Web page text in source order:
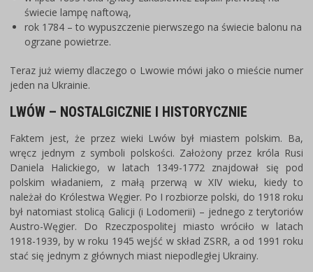
świecie lampę naftową,
rok 1784 – to wypuszczenie pierwszego na świecie balonu na
ogrzane powietrze.
Teraz już wiemy dlaczego o Lwowie mówi jako o mieście numer
jeden na Ukrainie.
LWÓW – NOSTALGICZNIE I HISTORYCZNIE
Faktem jest, że przez wieki Lwów był miastem polskim. Ba,
wręcz jednym z symboli polskości. Założony przez króla Rusi
Daniela Halickiego, w latach 1349-1772 znajdował się pod
polskim władaniem, z małą przerwą w XIV wieku, kiedy to
należał do Królestwa Węgier. Po I rozbiorze polski, do 1918 roku
był natomiast stolicą Galicji (i Lodomerii) – jednego z terytoriów
Austro-Węgier. Do Rzeczpospolitej miasto wróciło w latach
1918-1939, by w roku 1945 wejść w skład ZSRR, a od 1991 roku
stać się jednym z głównych miast niepodległej Ukrainy.